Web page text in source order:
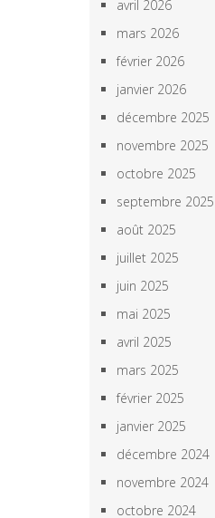
avril 2026
mars 2026
février 2026
janvier 2026
décembre 2025
novembre 2025
octobre 2025
septembre 2025
août 2025
juillet 2025
juin 2025
mai 2025
avril 2025
mars 2025
février 2025
janvier 2025
décembre 2024
novembre 2024
octobre 2024